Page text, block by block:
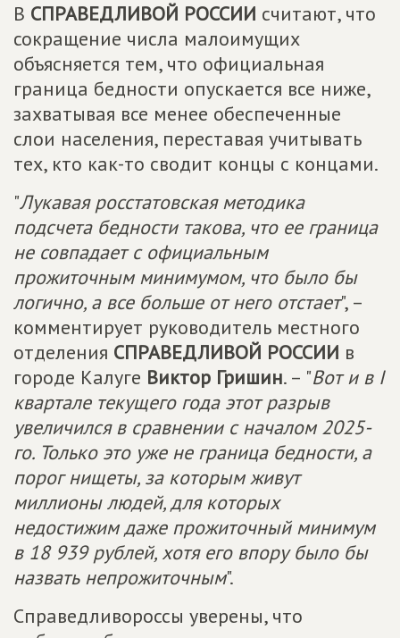
В СПРАВЕДЛИВОЙ РОССИИ считают, что
сокращение числа малоимущих
объясняется тем, что официальная
граница бедности опускается все ниже,
захватывая все менее обеспеченные
слои населения, переставая учитывать
тех, кто как-то сводит концы с концами.
"Лукавая росстатовская методика
подсчета бедности такова, что ее граница
не совпадает с официальным
прожиточным минимумом, что было бы
логично, а все больше от него отстает", –
комментирует руководитель местного
отделения СПРАВЕДЛИВОЙ РОССИИ в
городе Калуге Виктор Гришин. – "Вот и в I
квартале текущего года этот разрыв
увеличился в сравнении с началом 2025-
го. Только это уже не граница бедности, а
порог нищеты, за которым живут
миллионы людей, для которых
недостижим даже прожиточный минимум
в 18 939 рублей, хотя его впору было бы
назвать непрожиточным".
Справедливороссы уверены, что